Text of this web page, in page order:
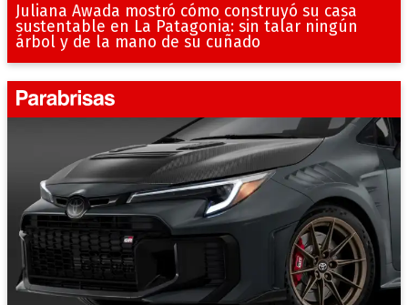
Juliana Awada mostró cómo construyó su casa
sustentable en La Patagonia: sin talar ningún
árbol y de la mano de su cuñado